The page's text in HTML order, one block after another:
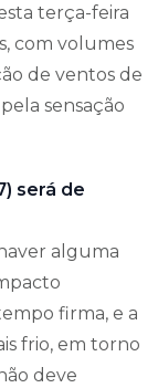
terça-feira
com volumes
de ventos de
sensação
será de
alguma
firma, e a
frio, em torno
deve